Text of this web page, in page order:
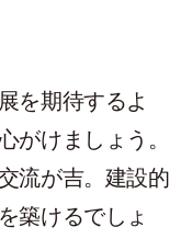
を期待するよ
がけましょう。
流が吉。建設的
築けるでしょ